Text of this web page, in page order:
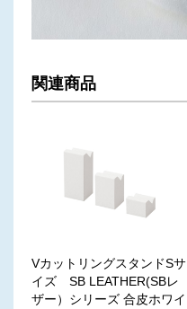
関連商品
VカットリングスタンドSサ
イズ SB LEATHER(SBレ
ザー）シリーズ 合皮ホワイ